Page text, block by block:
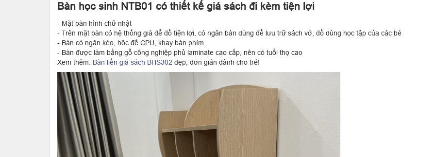
Bàn học sinh NTB01 có thiết kế giá sách đi kèm tiện lợi
- Mặt bàn hình chữ nhật
- Trên mặt bàn có hệ thống giá để đồ tiện lợi, có ngăn bàn dùng để lưu trữ sách vở, đồ dùng học tập của các bé
- Bàn có ngăn kéo, hộc để CPU, khay bàn phím
- Bàn được làm bằng gỗ công nghiệp phủ laminate cao cấp, nên có tuổi thọ cao
Xem thêm: Bàn liền giá sách BHS302 đẹp, đơn giản dành cho trẻ!